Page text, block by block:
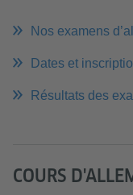
Nos examens
Dates et
Résultats des
COURS